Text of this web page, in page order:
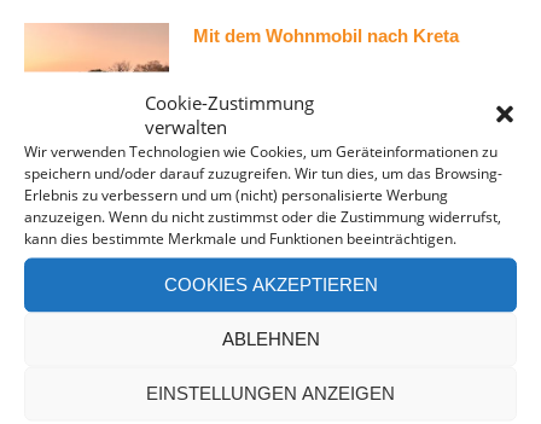
Cookie-Zustimmung
verwalten
Wir verwenden Technologien wie Cookies, um Geräteinformationen zu
speichern und/oder darauf zuzugreifen. Wir tun dies, um das Browsing-
Erlebnis zu verbessern und um (nicht) personalisierte Werbung
anzuzeigen. Wenn du nicht zustimmst oder die Zustimmung widerrufst,
kann dies bestimmte Merkmale und Funktionen beeinträchtigen.
COOKIES AKZEPTIEREN
ABLEHNEN
EINSTELLUNGEN ANZEIGEN
Mit dem Wohnmobil nach Kreta
Toilette im VW Bus – Unsere
Erfahrungen und Tipps
Die Boxio Trenntoilette im Test